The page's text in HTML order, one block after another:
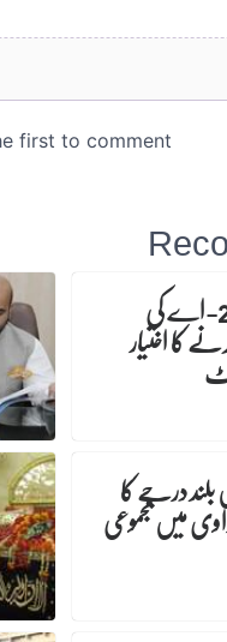
سیشن جج کو دفعہ 22-اے کی
کا اختیار
درجے کا
میں مجموعی